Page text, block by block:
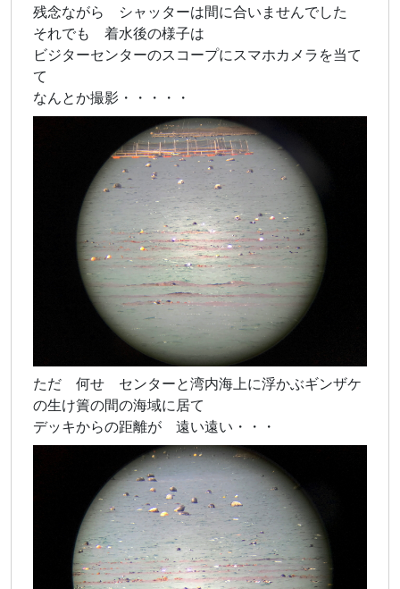
残念ながら シャッターは間に合いませんでした
それでも 着水後の様子は
ビジターセンターのスコープにスマホカメラを当て
て
なんとか撮影・・・・・
ただ 何せ センターと湾内海上に浮かぶギンザケ
の生け簀の間の海域に居て
デッキからの距離が 遠い遠い・・・